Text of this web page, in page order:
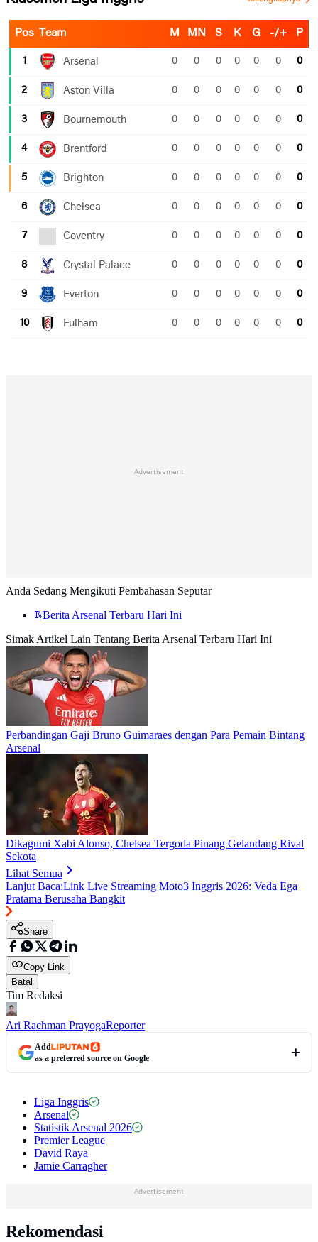
Advertisement
Anda Sedang Mengikuti Pembahasan Seputar
Berita Arsenal Terbaru Hari Ini
Simak Artikel Lain Tentang Berita Arsenal Terbaru Hari Ini
Perbandingan Gaji Bruno Guimaraes dengan Para Pemain Bintang
Arsenal
Dikagumi Xabi Alonso, Chelsea Tergoda Pinang Gelandang Rival
Sekota
Lihat Semua
Lanjut Baca:Link Live Streaming Moto3 Inggris 2026: Veda Ega
Pratama Berusaha Bangkit
Share
Copy Link
Batal
Tim Redaksi
Ari Rachman PrayogaReporter
Add
as a preferred source on Google
Liga Inggris
Arsenal
Statistik Arsenal 2026
Premier League
David Raya
Jamie Carragher
Advertisement
Rekomendasi